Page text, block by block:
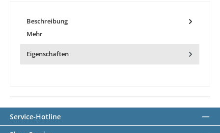
Beschreibung
Mehr
Eigenschaften
Service-Hotline